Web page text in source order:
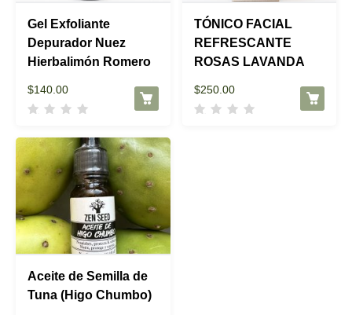
Gel Exfoliante
Depurador Nuez
Hierbalimón Romero
$140.00
TÓNICO FACIAL
REFRESCANTE
ROSAS LAVANDA
$250.00
Aceite de Semilla de
Tuna (Higo Chumbo)